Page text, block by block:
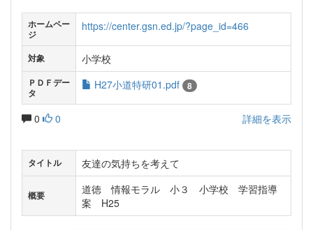
ホームペー
ジ
https://center.gsn.ed.jp/?page_id=466
対象 小学校
ＰＤＦデー
タ
H27小道特研01.pdf 8
0 0 詳細を表示
タイトル 友達の気持ちを考えて
概要
道徳 情報モラル 小３ 小学校 学習指導
案 H25